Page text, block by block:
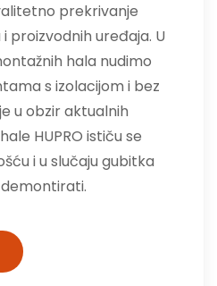
prekrivanje
proizvodnih uređaja. U
hala nudimo
s izolacijom i bez
u obzir aktualnih
HUPRO ističu se
i u slučaju gubitka